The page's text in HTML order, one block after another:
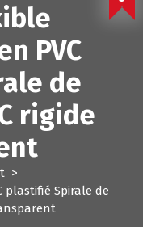
PVC
de
rigide
>
plastifié Spirale de